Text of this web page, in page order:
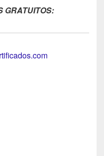
GRATUITOS: